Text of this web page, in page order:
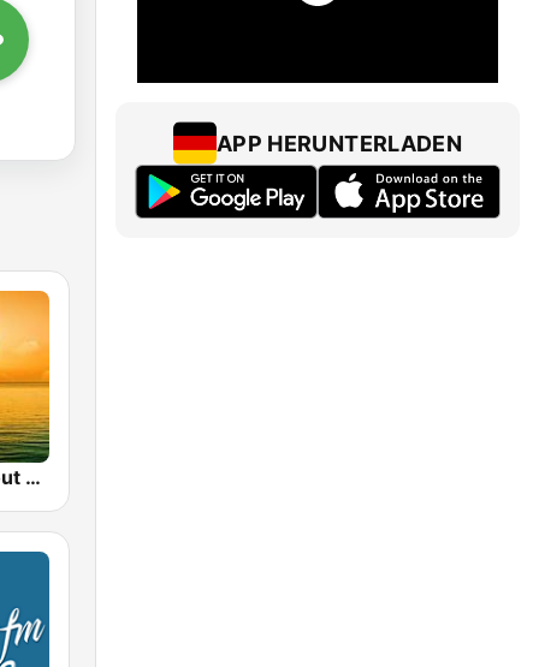
Sunset Chillout Lounge
APP HERUNTERLADEN